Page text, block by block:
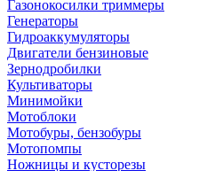
Газонокосилки триммеры
Генераторы
Гидроаккумуляторы
Двигатели бензиновые
Зернодробилки
Культиваторы
Минимойки
Мотоблоки
Мотобуры, бензобуры
Мотопомпы
Ножницы и кусторезы